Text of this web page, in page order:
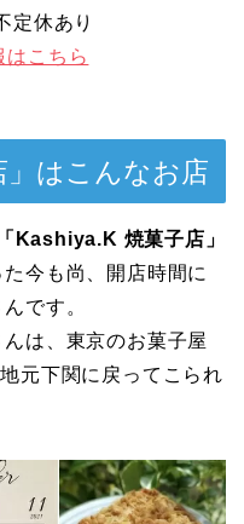
定休あり
はこちら
」はこんなお店
「Kashiya.K 焼菓子店」
今も尚、開店時間に
です。
は、 東京のお菓子屋
元下関に戻ってこられ